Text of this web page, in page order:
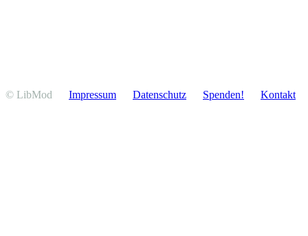
© LibMod Impressum Daten­schutz Spenden! Kontakt